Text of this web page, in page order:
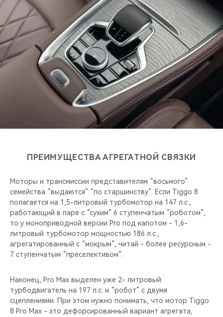
ПРЕИМУЩЕСТВА АГРЕГАТНОЙ СВЯЗКИ
Моторы и трансмиссии представителям “восьмого”
семейства “выдаются” “по старшинству”. Если Tiggo 8
полагается на 1,5-литровый турбомотор на 147 л.с.,
работающий в паре с “сухим” 6 ступенчатым “роботом”,
то у моноприводной версии Pro под капотом - 1,6-
литровый турбомотор мощностью 186 л.с.,
агрегатированный с “мокрым”, читай - более ресурсным -
7 ступенчатым “преселективом”.
Наконец, Pro Max выделен уже 2- литровый
турбодвигатель на 197 л.с. и “робот” с двумя
сцеплениями. При этом нужно понимать, что мотор Tiggo
8 Pro Maх - это дефорсированный вариант агрегата,